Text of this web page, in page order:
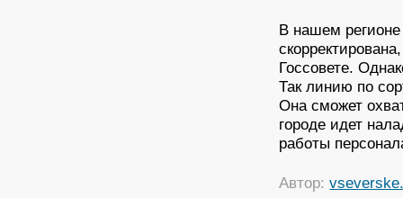
В нашем регионе
Госсовете.
Так линию по
Она сможет
городе идет
работы
Автор: